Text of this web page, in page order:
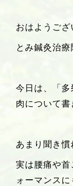
おはようござ
とみ鍼灸治療
今日は、「
肉について書
あまり聞き慣
実は腰痛や
ォーマンスに